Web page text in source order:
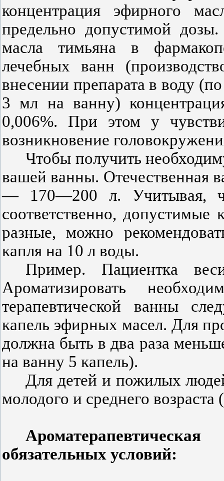
концентрация эфирного
предельно допустимой
масла тимьяна в
лечебных ванн
внесении препарата в воду
3 мл на ванну)
0,006%. При этом у
возникновение
Чтобы получить
вашей ванны. Отечественная
— 170—200 л. Учитывая,
соответственно,
разные, можно
капля на 10 л воды.
Пример. Пациентка
Ароматизировать
терапевтической ванны
капель эфирных масел. Для
должна быть в два раза
на ванну 5 капель).
Для детей и пожилых
молодого и среднего возраста
обязательных условий: